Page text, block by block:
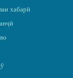
хабарӣ